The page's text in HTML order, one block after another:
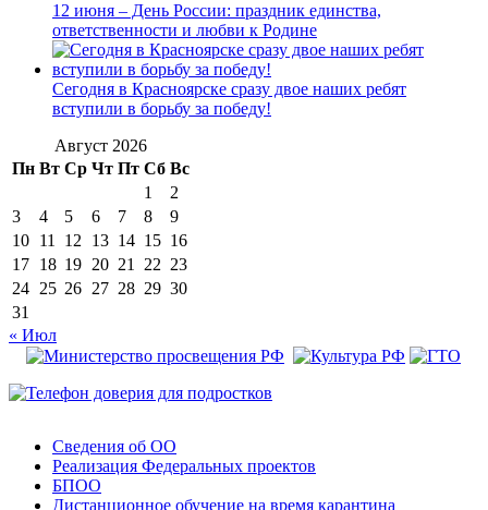
12 июня – День России: праздник единства,
ответственности и любви к Родине
Сегодня в Красноярске сразу двое наших ребят
вступили в борьбу за победу!
Август 2026
Пн Вт Ср Чт Пт Сб Вс
1
2
3
4 5 6 7 8
9
10 11 12 13 14 15 16
17 18 19 20 21 22 23
24 25 26 27 28 29 30
31
« Июл
Сведения об ОО
Реализация Федеральных проектов
БПОО
Дистанционное обучение на время карантина